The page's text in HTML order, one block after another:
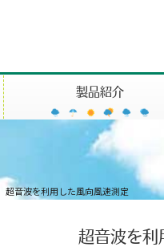
製品紹介
超音波を利用した風向風速測定
超音波を利